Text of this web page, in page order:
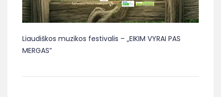
Liaudiškos muzikos festivalis – „EIKIM VYRAI PAS
MERGAS”